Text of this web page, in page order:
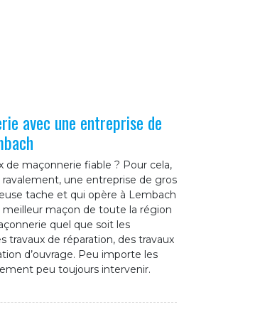
avec une entreprise de
de maçonnerie fiable ? Pour cela,
une entreprise de gros
tache et qui opère à Lembach
meilleur maçon de toute la région
quel que soit les
travaux de réparation, des travaux
d’ouvrage. Peu importe les
peu toujours intervenir.